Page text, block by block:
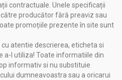
contractuale. Unele specificații
producător fără preaviz sau
promoțiile prezente în site sunt
cu atentie descrierea, eticheta si
a-l utiliza! Toate informatiile din
informativ si nu substituie
dumneavoastra sau a oricarui